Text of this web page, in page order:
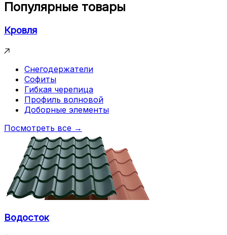
Популярные товары
Кровля
Снегодержатели
Софиты
Гибкая черепица
Профиль волновой
Доборные элементы
Посмотреть все →
Водосток